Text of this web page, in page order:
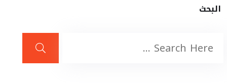
البحث